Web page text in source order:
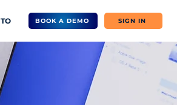
BOOK A DEMO SIGN IN